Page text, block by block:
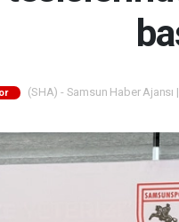
(SHA) - Samsun Haber Ajansı